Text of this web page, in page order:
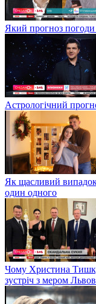
Який прогноз погоди
Астрологічний
Як щасливий
один одного
Чому Христина
зустріч з мером